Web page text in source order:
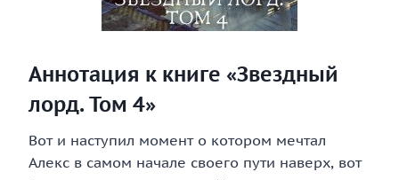
Аннотация к книге «Звездный
лорд. Том 4»
Вот и наступил момент о котором мечтал
Алекс в самом начале своего пути наверх, вот